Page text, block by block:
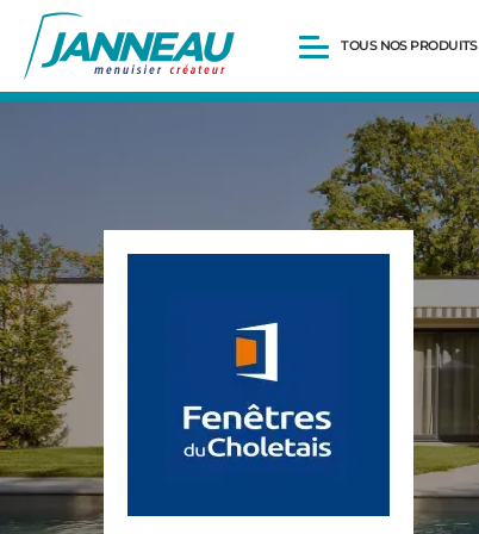
TOUS NOS PRODUITS
Pergolas
Portails et portillons
Carports
Clôtures